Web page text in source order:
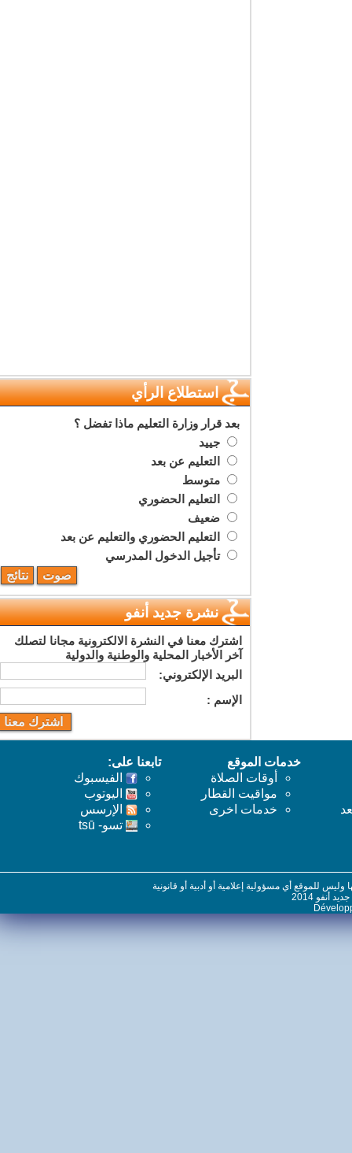
استطلاع الرأي
بعد قرار وزارة التعليم ماذا تفضل ؟
جييد
التعليم عن بعد
متوسط
التعليم الحضوري
ضعيف
التعليم الحضوري والتعليم عن بعد
تأجيل الدخول المدرسي
نشرة جديد أنفو
اشترك معنا في النشرة الالكترونية مجانا لتصلك
آخر الأخبار المحلية والوطنية والدولية
البريد اﻹلكتروني:
اﻹسم :
خدمات الموقع
أوقات الصلاة
مواقيت القطار
خدمات اخرى
تابعنا على:
الفيسبوك
اليوتوب
اﻹرسس
تسو- tsū
للموقع أي مسؤولية إعلامية أو أدبية أو قانونية
2014